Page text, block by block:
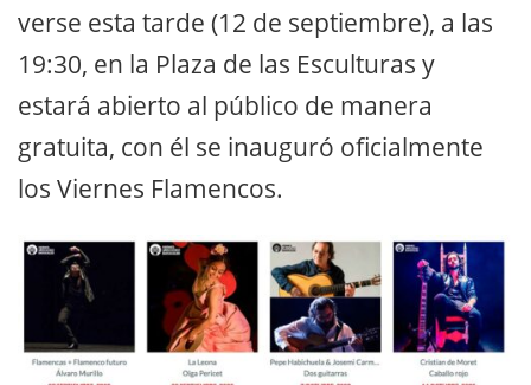
verse esta tarde (12 de septiembre), a las
19:30, en la Plaza de las Esculturas y
estará abierto al público de manera
gratuita, con él se inauguró oficialmente
los Viernes Flamencos.